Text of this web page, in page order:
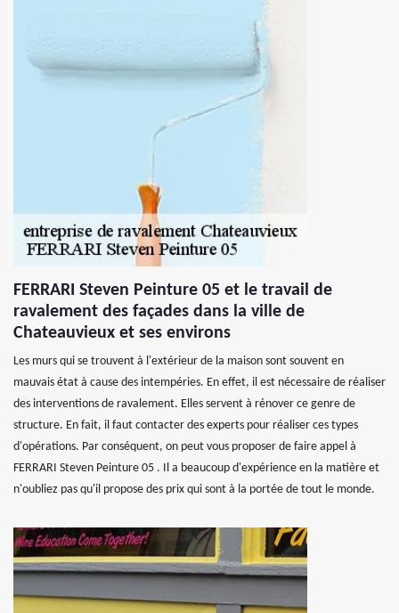
FERRARI Steven Peinture 05 et le travail de
ravalement des façades dans la ville de
Chateauvieux et ses environs
Les murs qui se trouvent à l'extérieur de la maison sont souvent en
mauvais état à cause des intempéries. En effet, il est nécessaire de réaliser
des interventions de ravalement. Elles servent à rénover ce genre de
structure. En fait, il faut contacter des experts pour réaliser ces types
d'opérations. Par conséquent, on peut vous proposer de faire appel à
FERRARI Steven Peinture 05 . Il a beaucoup d'expérience en la matière et
n'oubliez pas qu'il propose des prix qui sont à la portée de tout le monde.